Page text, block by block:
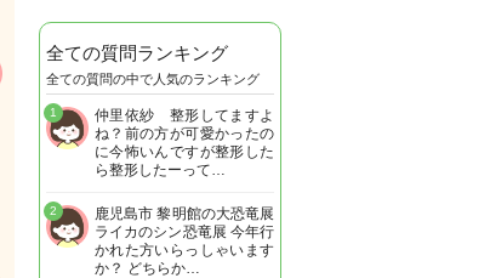
全ての質問ランキング
全ての質問の中で人気のランキング
仲里依紗 整形してますよ
ね？前の方が可愛かったの
に今怖いんですが整形した
ら整形したーって…
1
鹿児島市 黎明館の大恐竜展
ライカのシン恐竜展 今年行
かれた方いらっしゃいます
か？ どちらか…
2